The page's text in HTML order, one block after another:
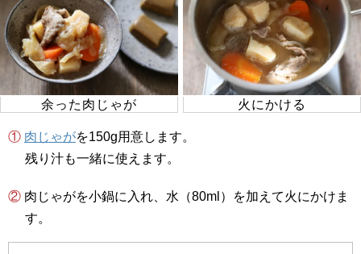
余った肉じゃが 火にかける
肉じゃがを150g用意します。
残り汁も一緒に使えます。
② 肉じゃがを小鍋に入れ、水（80ml）を加えて火にかけま
す。